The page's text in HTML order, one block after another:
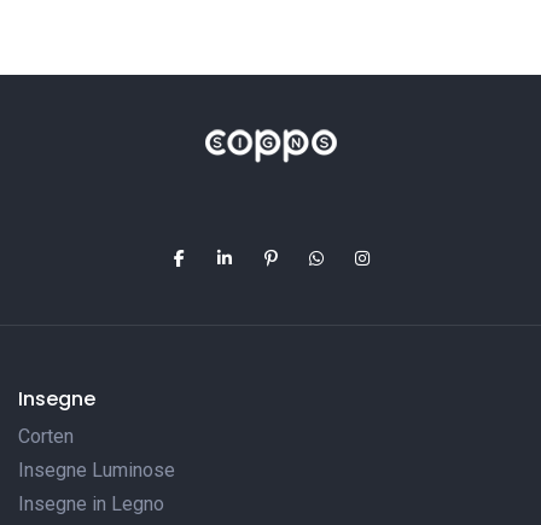
Insegne
Corten
Insegne Luminose
Insegne in Legno